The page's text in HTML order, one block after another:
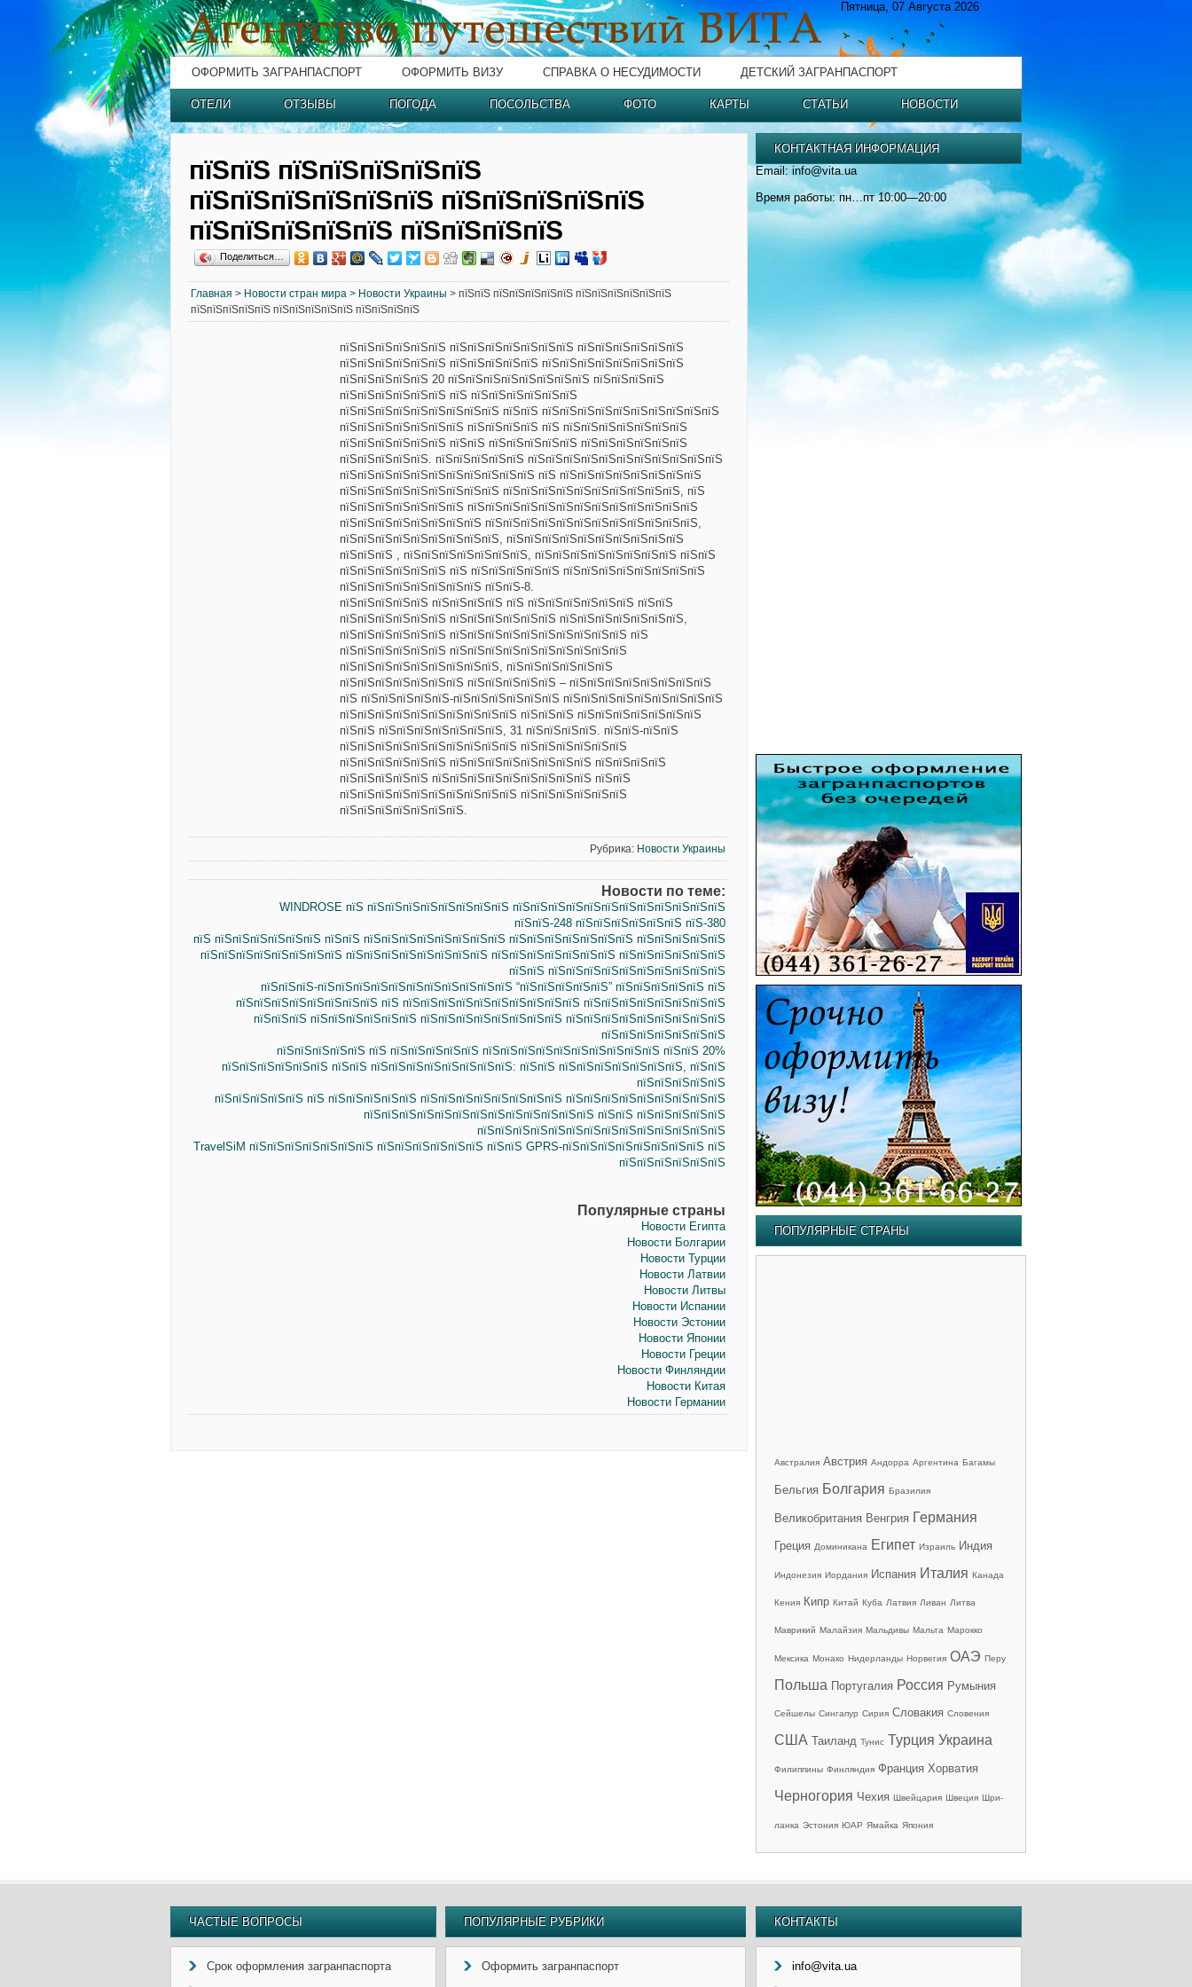
Пятница, 07 Августа 2026
ОФОРМИТЬ ЗАГРАНПАСПОРТ ОФОРМИТЬ ВИЗУ СПРАВКА О НЕСУДИМОСТИ ДЕТСКИЙ ЗАГРАНПАСПОРТ
ОТЕЛИ ОТЗЫВЫ ПОГОДА ПОСОЛЬСТВА ФОТО КАРТЫ СТАТЬИ НОВОСТИ
пїЅпїЅ пїЅпїЅпїЅпїЅпїЅ
пїЅпїЅпїЅпїЅпїЅпїЅ пїЅпїЅпїЅпїЅпїЅ
пїЅпїЅпїЅпїЅпїЅ пїЅпїЅпїЅпїЅ
Поделиться…
Главная > Новости стран мира > Новости Украины > пїЅпїЅ пїЅпїЅпїЅпїЅпїЅ пїЅпїЅпїЅпїЅпїЅпїЅ
пїЅпїЅпїЅпїЅпїЅ пїЅпїЅпїЅпїЅпїЅ пїЅпїЅпїЅпїЅ
пїЅпїЅпїЅпїЅпїЅпїЅ пїЅпїЅпїЅпїЅпїЅпїЅпїЅ пїЅпїЅпїЅпїЅпїЅпїЅ
пїЅпїЅпїЅпїЅпїЅпїЅ пїЅпїЅпїЅпїЅпїЅ пїЅпїЅпїЅпїЅпїЅпїЅпїЅпїЅ
пїЅпїЅпїЅпїЅпїЅ 20 пїЅпїЅпїЅпїЅпїЅпїЅпїЅпїЅ пїЅпїЅпїЅпїЅ
пїЅпїЅпїЅпїЅпїЅпїЅ пїЅ пїЅпїЅпїЅпїЅпїЅпїЅ
пїЅпїЅпїЅпїЅпїЅпїЅпїЅпїЅпїЅ пїЅпїЅ пїЅпїЅпїЅпїЅпїЅпїЅпїЅпїЅпїЅпїЅ
пїЅпїЅпїЅпїЅпїЅпїЅпїЅ пїЅпїЅпїЅпїЅ пїЅ пїЅпїЅпїЅпїЅпїЅпїЅпїЅ
пїЅпїЅпїЅпїЅпїЅпїЅ пїЅпїЅ пїЅпїЅпїЅпїЅпїЅ пїЅпїЅпїЅпїЅпїЅпїЅ
пїЅпїЅпїЅпїЅпїЅ. пїЅпїЅпїЅпїЅпїЅ пїЅпїЅпїЅпїЅпїЅпїЅпїЅпїЅпїЅпїЅпїЅ
пїЅпїЅпїЅпїЅпїЅпїЅпїЅпїЅпїЅпїЅпїЅ пїЅ пїЅпїЅпїЅпїЅпїЅпїЅпїЅпїЅ
пїЅпїЅпїЅпїЅпїЅпїЅпїЅпїЅпїЅ пїЅпїЅпїЅпїЅпїЅпїЅпїЅпїЅпїЅпїЅ, пїЅ
пїЅпїЅпїЅпїЅпїЅпїЅпїЅ пїЅпїЅпїЅпїЅпїЅпїЅпїЅпїЅпїЅпїЅпїЅпїЅпїЅ
пїЅпїЅпїЅпїЅпїЅпїЅпїЅпїЅ пїЅпїЅпїЅпїЅпїЅпїЅпїЅпїЅпїЅпїЅпїЅпїЅ,
пїЅпїЅпїЅпїЅпїЅпїЅпїЅпїЅпїЅ, пїЅпїЅпїЅпїЅпїЅпїЅпїЅпїЅпїЅпїЅ
пїЅпїЅпїЅ , пїЅпїЅпїЅпїЅпїЅпїЅпїЅ, пїЅпїЅпїЅпїЅпїЅпїЅпїЅпїЅ пїЅпїЅ
пїЅпїЅпїЅпїЅпїЅпїЅ пїЅ пїЅпїЅпїЅпїЅпїЅ пїЅпїЅпїЅпїЅпїЅпїЅпїЅпїЅ
пїЅпїЅпїЅпїЅпїЅпїЅпїЅпїЅ пїЅпїЅ-8.
пїЅпїЅпїЅпїЅпїЅ пїЅпїЅпїЅпїЅ пїЅ пїЅпїЅпїЅпїЅпїЅпїЅ пїЅпїЅ
пїЅпїЅпїЅпїЅпїЅпїЅ пїЅпїЅпїЅпїЅпїЅпїЅ пїЅпїЅпїЅпїЅпїЅпїЅпїЅ,
пїЅпїЅпїЅпїЅпїЅпїЅ пїЅпїЅпїЅпїЅпїЅпїЅпїЅпїЅпїЅпїЅ пїЅ
пїЅпїЅпїЅпїЅпїЅпїЅ пїЅпїЅпїЅпїЅпїЅпїЅпїЅпїЅпїЅпїЅ
пїЅпїЅпїЅпїЅпїЅпїЅпїЅпїЅпїЅ, пїЅпїЅпїЅпїЅпїЅпїЅ
пїЅпїЅпїЅпїЅпїЅпїЅпїЅ пїЅпїЅпїЅпїЅпїЅ – пїЅпїЅпїЅпїЅпїЅпїЅпїЅпїЅ
пїЅ пїЅпїЅпїЅпїЅпїЅ-пїЅпїЅпїЅпїЅпїЅпїЅ пїЅпїЅпїЅпїЅпїЅпїЅпїЅпїЅпїЅ
пїЅпїЅпїЅпїЅпїЅпїЅпїЅпїЅпїЅпїЅ пїЅпїЅпїЅ пїЅпїЅпїЅпїЅпїЅпїЅпїЅ
пїЅпїЅ пїЅпїЅпїЅпїЅпїЅпїЅпїЅ, 31 пїЅпїЅпїЅпїЅ. пїЅпїЅ-пїЅпїЅ
пїЅпїЅпїЅпїЅпїЅпїЅпїЅпїЅпїЅпїЅ пїЅпїЅпїЅпїЅпїЅпїЅ
пїЅпїЅпїЅпїЅпїЅпїЅ пїЅпїЅпїЅпїЅпїЅпїЅпїЅпїЅ пїЅпїЅпїЅпїЅ
пїЅпїЅпїЅпїЅпїЅ пїЅпїЅпїЅпїЅпїЅпїЅпїЅпїЅпїЅ пїЅпїЅ
пїЅпїЅпїЅпїЅпїЅпїЅпїЅпїЅпїЅпїЅ пїЅпїЅпїЅпїЅпїЅпїЅ
пїЅпїЅпїЅпїЅпїЅпїЅпїЅ.
Рубрика: Новости Украины
Новости по теме:
WINDROSE пїЅ пїЅпїЅпїЅпїЅпїЅпїЅпїЅпїЅ пїЅпїЅпїЅпїЅпїЅпїЅпїЅпїЅпїЅпїЅпїЅпїЅ
пїЅпїЅ-248 пїЅпїЅпїЅпїЅпїЅпїЅ пїЅ-380
пїЅ пїЅпїЅпїЅпїЅпїЅпїЅ пїЅпїЅ пїЅпїЅпїЅпїЅпїЅпїЅпїЅпїЅ пїЅпїЅпїЅпїЅпїЅпїЅпїЅ пїЅпїЅпїЅпїЅпїЅ
пїЅпїЅпїЅпїЅпїЅпїЅпїЅпїЅ пїЅпїЅпїЅпїЅпїЅпїЅпїЅпїЅ пїЅпїЅпїЅпїЅпїЅпїЅпїЅ пїЅпїЅпїЅпїЅпїЅпїЅ
пїЅпїЅ пїЅпїЅпїЅпїЅпїЅпїЅпїЅпїЅпїЅпїЅ
пїЅпїЅпїЅ-пїЅпїЅпїЅпїЅпїЅпїЅпїЅпїЅпїЅпїЅпїЅ “пїЅпїЅпїЅпїЅпїЅ” пїЅпїЅпїЅпїЅпїЅ пїЅ
пїЅпїЅпїЅпїЅпїЅпїЅпїЅпїЅ пїЅ пїЅпїЅпїЅпїЅпїЅпїЅпїЅпїЅпїЅпїЅ пїЅпїЅпїЅпїЅпїЅпїЅпїЅпїЅ
пїЅпїЅпїЅ пїЅпїЅпїЅпїЅпїЅпїЅ пїЅпїЅпїЅпїЅпїЅпїЅпїЅпїЅ пїЅпїЅпїЅпїЅпїЅпїЅпїЅпїЅпїЅ
пїЅпїЅпїЅпїЅпїЅпїЅпїЅ
пїЅпїЅпїЅпїЅпїЅ пїЅ пїЅпїЅпїЅпїЅпїЅ пїЅпїЅпїЅпїЅпїЅпїЅпїЅпїЅпїЅпїЅ пїЅпїЅ 20%
пїЅпїЅпїЅпїЅпїЅпїЅ пїЅпїЅ пїЅпїЅпїЅпїЅпїЅпїЅпїЅпїЅ: пїЅпїЅ пїЅпїЅпїЅпїЅпїЅпїЅпїЅ, пїЅпїЅ
пїЅпїЅпїЅпїЅпїЅ
пїЅпїЅпїЅпїЅпїЅ пїЅ пїЅпїЅпїЅпїЅпїЅ пїЅпїЅпїЅпїЅпїЅпїЅпїЅпїЅ пїЅпїЅпїЅпїЅпїЅпїЅпїЅпїЅпїЅ
пїЅпїЅпїЅпїЅпїЅпїЅпїЅпїЅпїЅпїЅпїЅпїЅпїЅ пїЅпїЅ пїЅпїЅпїЅпїЅпїЅ
пїЅпїЅпїЅпїЅпїЅпїЅпїЅпїЅпїЅпїЅпїЅпїЅпїЅпїЅ
TravelSiM пїЅпїЅпїЅпїЅпїЅпїЅпїЅ пїЅпїЅпїЅпїЅпїЅпїЅ пїЅпїЅ GPRS-пїЅпїЅпїЅпїЅпїЅпїЅпїЅпїЅ пїЅ
пїЅпїЅпїЅпїЅпїЅпїЅ
Популярные страны
Новости Египта
Новости Болгарии
Новости Турции
Новости Латвии
Новости Литвы
Новости Испании
Новости Эстонии
Новости Японии
Новости Греции
Новости Финляндии
Новости Китая
Новости Германии
КОНТАКТНАЯ ИНФОРМАЦИЯ
Email: info@vita.ua
Время работы: пн…пт 10:00—20:00
ПОПУЛЯРНЫЕ СТРАНЫ
Австралия Австрия Андорра Аргентина Багамы
Бельгия Болгария Бразилия
Великобритания Венгрия Германия
Греция Доминикана Египет Израиль Индия
Индонезия Иордания Испания Италия Канада
Кения Кипр Китай Куба Латвия Ливан Литва
Маврикий Малайзия Мальдивы Мальта Марокко
Мексика Монако Нидерланды Норвегия ОАЭ Перу
Польша Португалия Россия Румыния
Сейшелы Сингапур Сирия Словакия Словения
США Таиланд Тунис Турция Украина
Филиппины Финляндия Франция Хорватия
Черногория Чехия Швейцария Швеция Шри-
ланка Эстония ЮАР Ямайка Япония
ЧАСТЫЕ ВОПРОСЫ
Срок оформления загранпаспорта
ПОПУЛЯРНЫЕ РУБРИКИ
Оформить загранпаспорт
КОНТАКТЫ
info@vita.ua